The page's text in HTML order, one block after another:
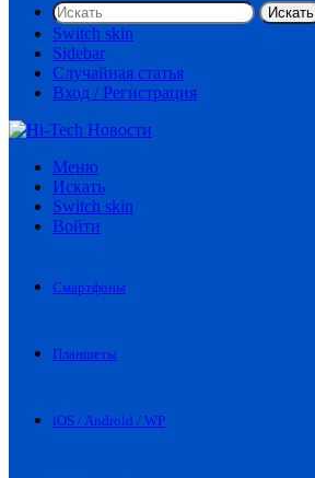
Искать
Switch skin
Sidebar
Случайная статья
Вход / Регистрация
Меню
Искать
Switch skin
Войти
Смартфоны
Планшеты
iOS / Android / WP